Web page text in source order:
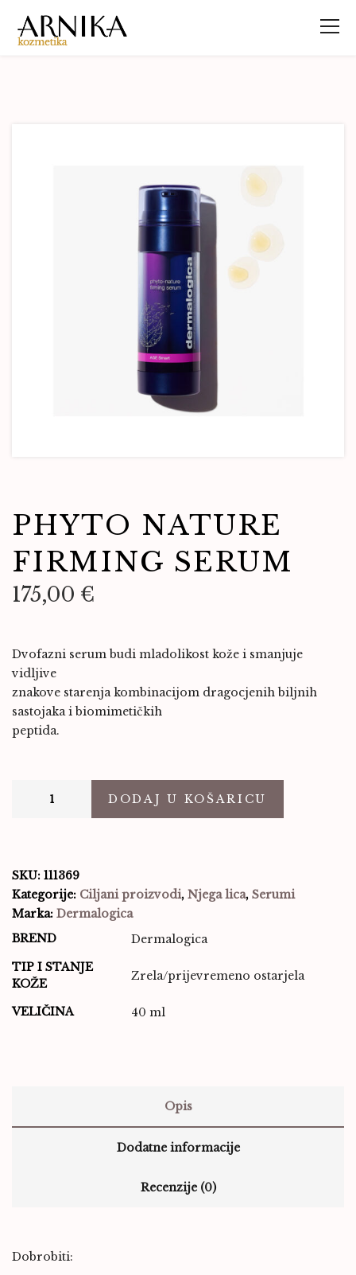
PHYTO NATURE
FIRMING SERUM
175,00 €
Dvofazni serum budi mladolikost kože i smanjuje
vidljive
znakove starenja kombinacijom dragocjenih biljnih
sastojaka i biomimetičkih
peptida.
DODAJ U KOŠARICU
SKU: 111369
Kategorije: Ciljani proizvodi, Njega lica, Serumi
Marka: Dermalogica
BREND
Dermalogica
TIP I STANJE
KOŽE
Zrela/prijevremeno ostarjela
VELIČINA 40 ml
Opis
Dodatne informacije
Recenzije (0)
Dobrobiti: